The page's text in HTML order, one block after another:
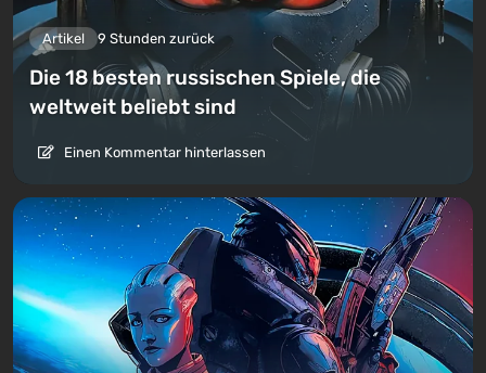
Artikel 9 Stunden zurück
Die 18 besten russischen Spiele, die
weltweit beliebt sind
Einen Kommentar hinterlassen